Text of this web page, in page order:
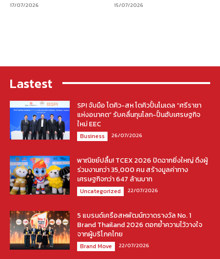
17/07/2026 15/07/2026
Lastest
SPI จับมือ โตคิว-สห โตคิวปั้นโมเดล “ศรีราชา
แห่งอนาคต” รับคลื่นทุนโลก-ปั้นฮับเศรษฐกิจ
ใหม่ EEC
Business 26/07/2026
พาณิชย์ปลื้ม! TCEX 2026 ปิดฉากยิ่งใหญ่ ดึงผู้
ร่วมงานกว่า 35,000 คน สร้างมูลค่าทาง
เศรษฐกิจกว่า 647 ล้านบาท
Uncategorized 22/07/2026
5 แบรนด์เครือสหพัฒน์กวาดรางวัล No. 1
Brand Thailand 2026 ตอกย้ำความไว้วางใจ
จากผู้บริโภคไทย
Brand Move 22/07/2026